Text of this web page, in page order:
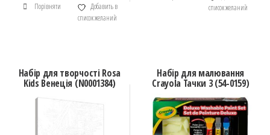
Порівняти
Добавить в
список желаний
список желаний
Набір для творчості Rosa
Kids Венеція (N0001384)
Набір для малювання
Crayola Тачки 3 (54-0159)